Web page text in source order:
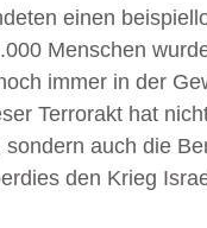
einen
Menschen
immer in der
Terrorakt hat
auch die
den Krieg